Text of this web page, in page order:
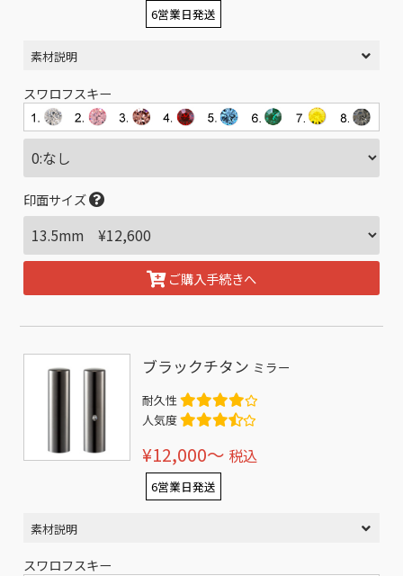
6営業日発送
素材説明
スワロフスキー
印面サイズ
ご購入手続きへ
ブラックチタン ミラー
耐久性
人気度
¥12,000〜 税込
6営業日発送
素材説明
スワロフスキー